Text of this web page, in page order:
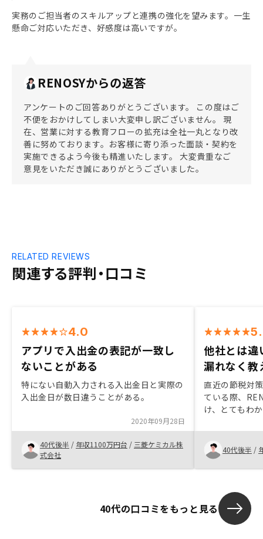
実務のご担当者のスキルアップと連携の強化を望みます。一生
懸命ご対応いただき、好感度は高いですが。
RENOSYからの返答
アンケートのご回答ありがとうございます。 この度はご
不便をおかけしてしまい大変申し訳ございません。 現
在、営業に対する教育フローの拡充は全社一丸となり改
善に努めております。お客様に寄り添った面談・契約を
実施できるよう今後も精進いたします。 大変貴重なご
意見をいただき誠にありがとうございました。
関連する評判・口コミ
RELATED REVIEWS
4.0
アプリで入出金の表記が一致し
ないことがある
特にない自動入力される入出金日と実際の
入出金日が数日違うことがある。
2020年09月28日
40代後半 / 年収1100万円台 / 三菱ケミカル株
式会社
他社とは違
漏れなく教
直近の節税対
ている際、
け、とてもわ
答える将来の
えてくれ、信
Amazon5万円
40代後半 /
40代の口コミをもっと見る